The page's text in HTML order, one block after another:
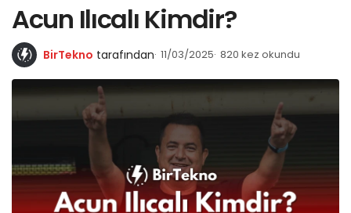
Acun Ilıcalı Kimdir?
BirTekno tarafından 11/03/2025 820 kez okundu